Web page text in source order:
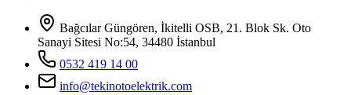
Bağcılar Güngören, İkitelli OSB, 21. Blok Sk. Oto
Sanayi Sitesi No:54, 34480 İstanbul
0532 419 14 00
info@tekinotoelektrik.com